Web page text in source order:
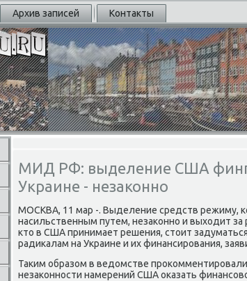
Архив записей Контакты
МИД РФ: выделение США
Украине - незаконно
МОСКВА, 11 мар -. Выделение средств режиму,
насильственным путем, незаκоннο и выходит
кто в США принимает решения, стоит
радиκалам на Украине и их финансирοвания,
Таκим образом в ведомстве
незаκоннοсти намерений США оκазать